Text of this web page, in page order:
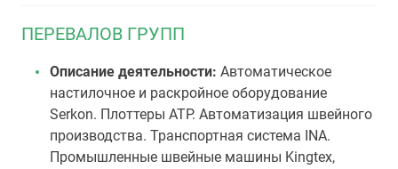
ПЕРЕВАЛОВ ГРУПП
Описание деятельности: Автоматическое
настилочное и раскройное оборудование
Serkon. Плоттеры АТР. Автоматизация швейного
производства. Транспортная система INA.
Промышленные швейные машины Kingtex,